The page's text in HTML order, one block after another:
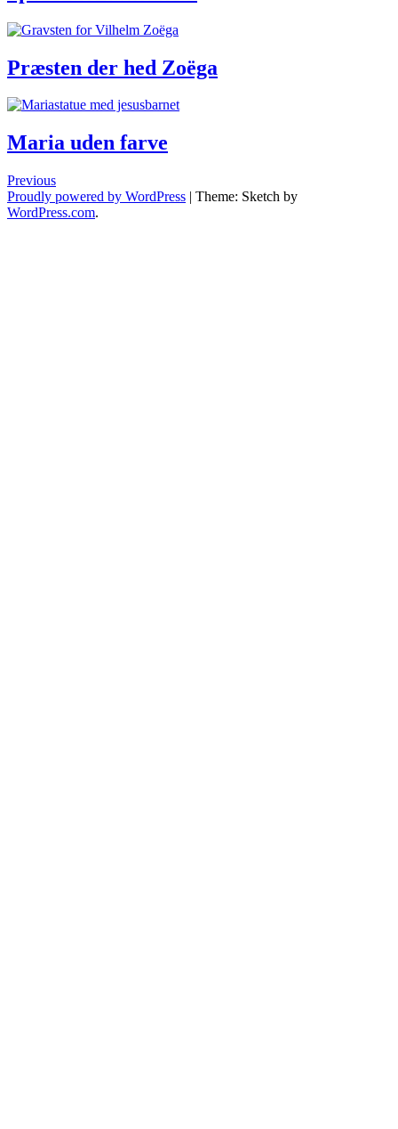
Præsten
hed
Zoëga
Præsten der hed Zoëga
Maria
farve
Maria uden farve
Posts
navigation
Previous
Proudly powered by WordPress | Theme: Sketch by
WordPress.com.